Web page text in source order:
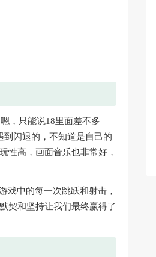
，只能说18里面差不多
闪退的，不知道是自己的
性高，画面音乐也非常好，
戏中的每一次跳跃和射击，
契和坚持让我们最终赢得了